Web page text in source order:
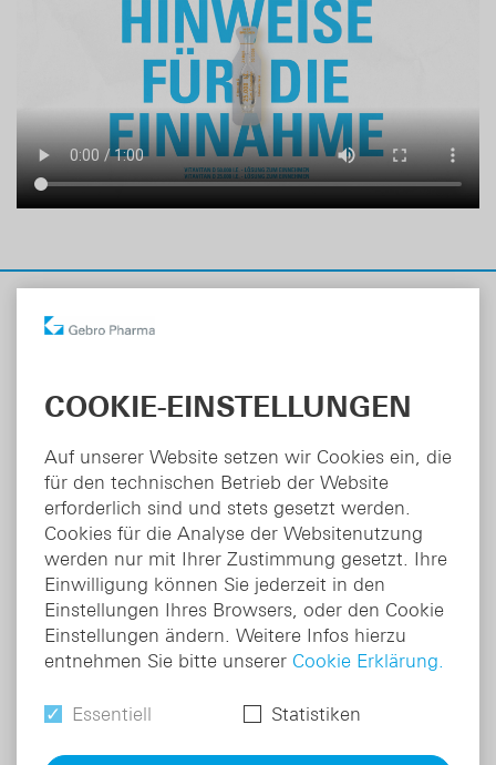
Weitere Produkte unseres
Seractil
Indikation:Nicht-steroidales Antirheumatikum
Wirkstoff:Dexibuprofen
COOKIE-EINSTELLUNGEN
Auf unserer Website setzen wir Cookies ein, die
für den technischen Betrieb der Website
erforderlich sind und stets gesetzt werden.
Cookies für die Analyse der Websitenutzung
werden nur mit Ihrer Zustimmung gesetzt. Ihre
Einwilligung können Sie jederzeit in den
Einstellungen Ihres Browsers, oder den Cookie
Einstellungen ändern. Weitere Infos hierzu
entnehmen Sie bitte unserer Cookie Erklärung.
Essentiell Statistiken